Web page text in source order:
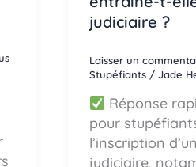
judiciaire ?
Laisser un
Stupéfiants/ Jade
Réponse
pour
l’inscription
judiciaire,